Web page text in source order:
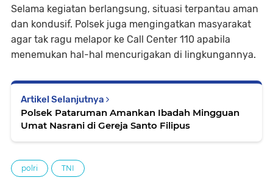
Selama kegiatan berlangsung, situasi terpantau aman
dan kondusif. Polsek juga mengingatkan masyarakat
agar tak ragu melapor ke Call Center 110 apabila
menemukan hal-hal mencurigakan di lingkungannya.
Artikel Selanjutnya
Polsek Pataruman Amankan Ibadah Mingguan
Umat Nasrani di Gereja Santo Filipus
polri TNI